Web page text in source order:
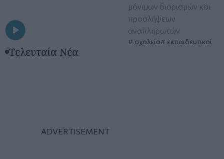
μόνιμων διορισμών και
προσλήψεων
αναπληρωτών
σχολεία εκπαιδευτικοί
Τελευταία Νέα